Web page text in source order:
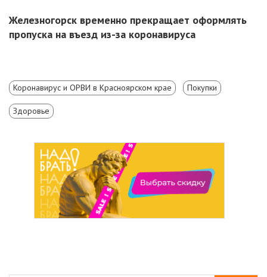
Железногорск временно прекращает оформлять
пропуска на въезд из-за коронавируса
Коронавирус и ОРВИ в Красноярском крае Покупки
Здоровье